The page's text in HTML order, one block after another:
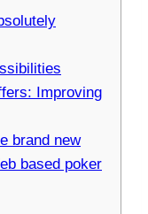
Improving
brand new
based poker